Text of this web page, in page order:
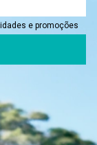
e promoções